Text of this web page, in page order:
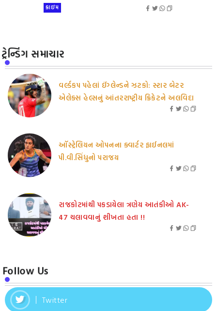
ક્રાઇમ
ટ્રેન્ડિંગ સમાચાર
વર્લ્ડકપ પહેલાં ઈંગ્લેન્ડને ઝટકો: સ્ટાર બેટર
એલેક્સ હેલ્સનું આંતરરાષ્ટ્રીય ક્રિકેટને અલવિદા
ઑસ્ટ્રેલિયન ઓપનના ક્વાર્ટર ફાઈનલમાં
પી.વી.સિંધુનો પરાજય
રાજકોટમાંથી પકડાયેલા ત્રણેય આતંકીઓ AK-
47 ચલાવવાનું શીખતા હતા !!
Follow Us
Twitter